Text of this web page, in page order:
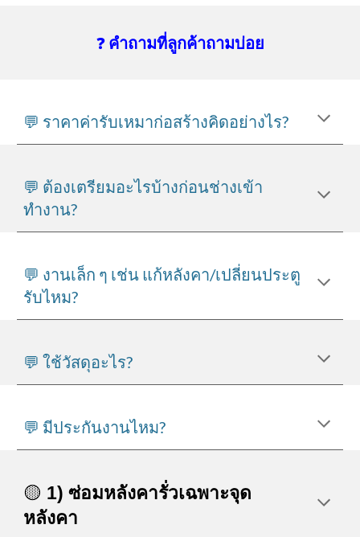
❓ คำถามที่ลูกค้าถามบ่อย
💬 ราคาค่ารับเหมาก่อสร้างคิดอย่างไร?
💬 ต้องเตรียมอะไรบ้างก่อนช่างเข้า
ทำงาน?
💬 งานเล็ก ๆ เช่น แก้หลังคา/เปลี่ยนประตู
รับไหม?
💬 ใช้วัสดุอะไร?
💬 มีประกันงานไหม?
🟡 1) ซ่อมหลังคารั่วเฉพาะจุด
หลังคา